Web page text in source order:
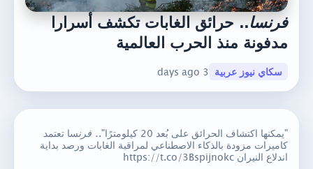
فرنسا.. حرائق الغابات تكشف أسرارا
مدفونة منذ الحرب العالمية
سكاي نيوز عربية 3 days ago
"يمكنها اكتشاف الحرائق على بُعد 20 كيلومترًا". . فرنسا تعتمد
كاميرات مزودة بالذكاء الاصطناعي لمراقبة الغابات ورصد بداية
اندلاع النيران https://t.co/3Bspijnokc